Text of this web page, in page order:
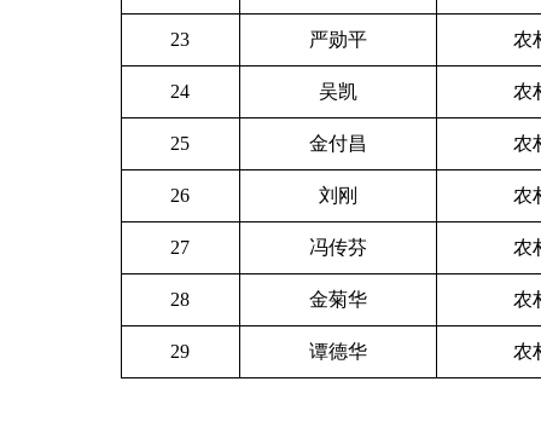
23 严勋平 农
24 吴凯 农
25 金付昌 农
26 刘刚 农
27 冯传芬 农
28 金菊华 农
29 谭德华 农